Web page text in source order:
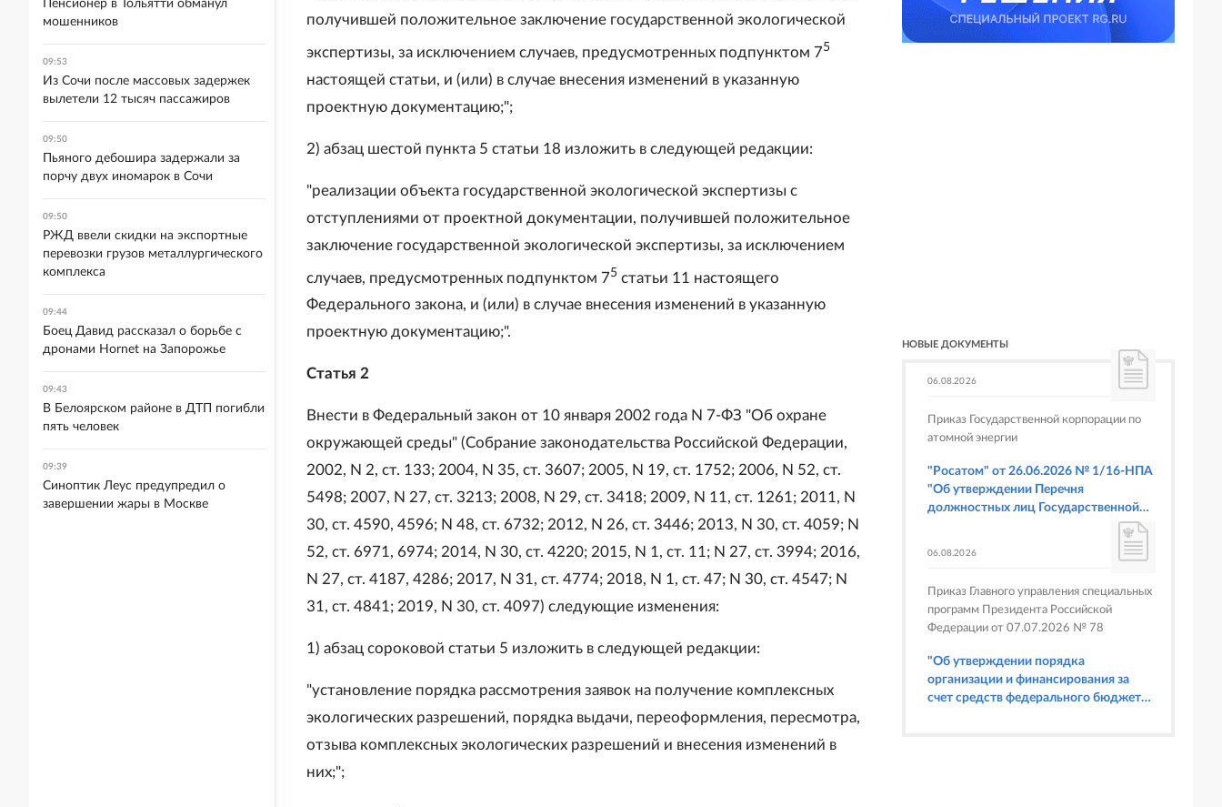
получившей положительное заключение государственной экологической
экспертизы, за исключением случаев, предусмотренных подпунктом 75
настоящей статьи, и (или) в случае внесения изменений в указанную
проектную документацию;";
2) абзац шестой пункта 5 статьи 18 изложить в следующей редакции:
"реализации объекта государственной экологической экспертизы с
отступлениями от проектной документации, получившей положительное
заключение государственной экологической экспертизы, за исключением
случаев, предусмотренных подпунктом 75 статьи 11 настоящего
Федерального закона, и (или) в случае внесения изменений в указанную
проектную документацию;".
Статья 2
Внести в Федеральный закон от 10 января 2002 года N 7-ФЗ "Об охране
окружающей среды" (Собрание законодательства Российской Федерации,
2002, N 2, ст. 133; 2004, N 35, ст. 3607; 2005, N 19, ст. 1752; 2006, N 52, ст.
5498; 2007, N 27, ст. 3213; 2008, N 29, ст. 3418; 2009, N 11, ст. 1261; 2011, N
30, ст. 4590, 4596; N 48, ст. 6732; 2012, N 26, ст. 3446; 2013, N 30, ст. 4059; N
52, ст. 6971, 6974; 2014, N 30, ст. 4220; 2015, N 1, ст. 11; N 27, ст. 3994; 2016,
N 27, ст. 4187, 4286; 2017, N 31, ст. 4774; 2018, N 1, ст. 47; N 30, ст. 4547; N
31, ст. 4841; 2019, N 30, ст. 4097) следующие изменения:
1) абзац сороковой статьи 5 изложить в следующей редакции:
"установление порядка рассмотрения заявок на получение комплексных
экологических разрешений, порядка выдачи, переоформления, пересмотра,
отзыва комплексных экологических разрешений и внесения изменений в
них;";
НОВЫЕ ДОКУМЕНТЫ
06.08.2026
Приказ Государственной корпорации по
атомной энергии
"Росатом" от 26.06.2026 № 1/16-НПА
"Об утверждении Перечня
должностных лиц Государственной
корпорации по атомной энергии
предусмотренных статьями 6.3, 8.1,
9.4, 9.5 и 9.5.1, частью 3 статьи 9.16,
статьей 14.44, частью 1 статьи 19.4,
статьей 19.4.1, частями 6 и 15 статьи
19.5, статьями 19.6 и 19.7, частью 1
статьи 19.26, статьей 19.33, частями 1,
2, 2.1, 6 и 6.1 статьи 20.4 Кодекса
06.08.2026
Приказ Главного управления специальных
программ Президента Российской
Федерации от 07.07.2026 № 78
"Об утверждении порядка
организации и финансирования за
счет средств федерального бюджета
Пенсионер в Тольятти обманул
мошенников
09:53
Из Сочи после массовых задержек
вылетели 12 тысяч пассажиров
09:50
Пьяного дебошира задержали за
порчу двух иномарок в Сочи
09:50
РЖД ввели скидки на экспортные
перевозки грузов металлургического
комплекса
09:44
Боец Давид рассказал о борьбе с
дронами Hornet на Запорожье
09:43
В Белоярском районе в ДТП погибли
пять человек
09:39
Синоптик Леус предупредил о
завершении жары в Москве